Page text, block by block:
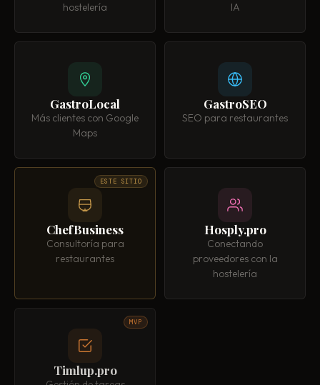
hostelería
IA
GastroLocal
Más clientes con Google
Maps
GastroSEO
SEO para restaurantes
ChefBusiness
Consultoría para
restaurantes
ESTE SITIO
Hosply.pro
Conectando
proveedores con la
hostelería
Timlup.pro
MVP